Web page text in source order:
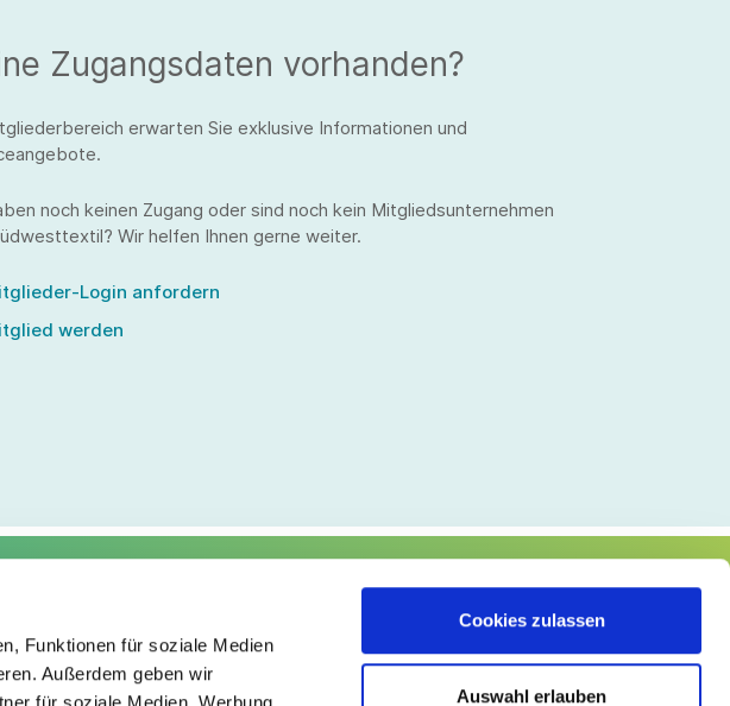
Funktionen für soziale Medien
Außerdem geben wir
Cookies zulassen
Auswahl erlauben
Zugangsdaten vorhanden?
erwarten Sie exklusive Informationen und
noch keinen Zugang oder sind noch kein Mitgliedsunternehmen
Wir helfen Ihnen gerne weiter.
Login anfordern
werden